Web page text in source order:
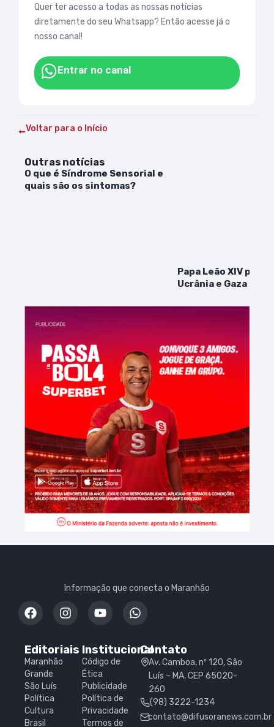
Quer ter acesso a todas as nossas notícias
diretamente do seu Whatsapp? Então acesse já o
nosso canal!
Entrar no canal
Voltar para o Início
Outras notícias
O que é Síndrome Sensorial e
quais são os sintomas?
Papa Leão XIV pede
Ucrânia e Gaza em
Informação que conecta o Maranhão
Editoriais
Maranhão
Grande
São Luís
Política
Cultura
Brasil
Institucional
Código de
Ética
Publicidade
Política de
Privacidade
Termos de
Contato
Av. Camboa, nº 120, São
Luís – MA, CEP 65020-
260
(98) 3222-1234
contato@difusoranews.com.br